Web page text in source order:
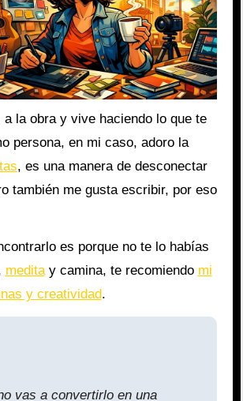
a la obra y vive haciendo lo que te
persona, en mi caso, adoro la
, es una manera de desconectar
también me gusta escribir, por eso
es porque no te lo habías
meditay camina, te recomiendo mi
y creatividad.
vas a convertirlo en una